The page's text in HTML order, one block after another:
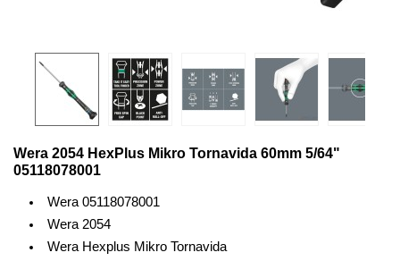
Wera 2054 HexPlus Mikro Tornavida 60mm 5/64"
05118078001
Wera 05118078001
Wera 2054
Wera Hexplus Mikro Tornavida